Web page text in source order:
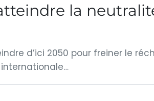
la
d’ici 2050 pour freiner le